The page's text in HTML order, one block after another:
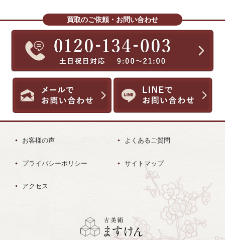
買取のご依頼・お問い合わせ
お客様の声 よくあるご質問
プライバシーポリシー サイトマップ
アクセス